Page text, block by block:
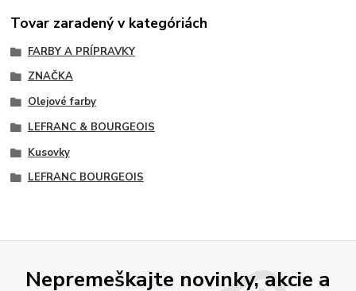
Tovar zaradený v kategóriách
FARBY A PRÍPRAVKY
ZNAČKA
Olejové farby
LEFRANC & BOURGEOIS
Kusovky
LEFRANC BOURGEOIS
Nepremeškajte novinky, akcie a